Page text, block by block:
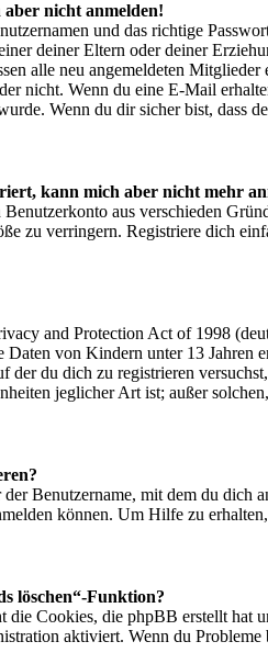
nicht anmelden!
und das richtige
deiner Eltern oder deiner
alle neu angemeldeten
nicht. Wenn du eine E-Mail
Wenn du dir sicher bist, dass
kann mich aber nicht mehr
aus verschieden
zu verringern. Registriere dich
and Protection Act of 1998
von Kindern unter 13 Jahren
der du dich zu registrieren
jeglicher Art ist; außer
der Benutzername, mit dem du
können. Um Hilfe zu
löschen“-Funktion?
die Cookies, die phpBB erstellt hat
aktiviert. Wenn du